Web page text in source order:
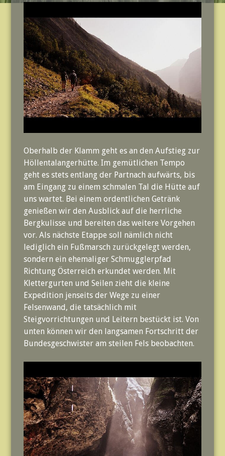
Oberhalb der Klamm geht es an den Aufstieg zur
Höllentalangerhütte. Im gemütlichen Tempo
geht es stets entlang der Partnach aufwärts, bis
am Eingang zu einem schmalen Tal die Hütte auf
uns wartet. Bei einem ordentlichen Getränk
genießen wir den Ausblick auf die herrliche
Bergkulisse und bereiten das weitere Vorgehen
vor. Als nächste Etappe soll nämlich nicht
lediglich ein Fußmarsch zurückgelegt werden,
sondern ein ehemaliger Schmugglerpfad
Richtung Österreich erkundet werden. Mit
Klettergurten und Seilen zieht die kleine
Expedition jenseits der Wege zu einer
Felsenwand, die tatsächlich mit
Steigvorrichtungen und Leitern bestückt ist. Von
unten können wir den langsamen Fortschritt der
Bundesgeschwister am steilen Fels beobachten.